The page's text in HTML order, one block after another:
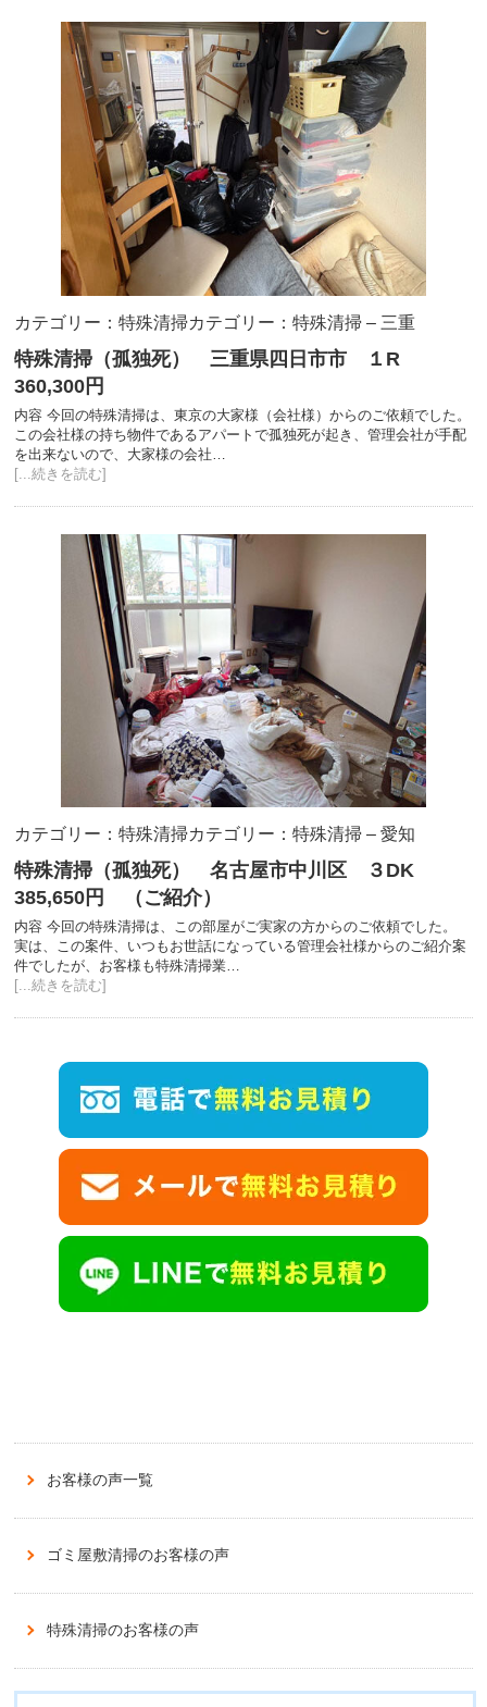
カテゴリー：特殊清掃カテゴリー：特殊清掃 – 三重
特殊清掃（孤独死） 三重県四日市市 １R
360,300円
内容 今回の特殊清掃は、東京の大家様（会社様）からのご依頼でした。
この会社様の持ち物件であるアパートで孤独死が起き、管理会社が手配
を出来ないので、大家様の会社…
[...続きを読む]
カテゴリー：特殊清掃カテゴリー：特殊清掃 – 愛知
特殊清掃（孤独死） 名古屋市中川区 ３DK
385,650円 （ご紹介）
内容 今回の特殊清掃は、この部屋がご実家の方からのご依頼でした。
実は、この案件、いつもお世話になっている管理会社様からのご紹介案
件でしたが、お客様も特殊清掃業…
[...続きを読む]
お客様の声一覧
ゴミ屋敷清掃のお客様の声
特殊清掃のお客様の声